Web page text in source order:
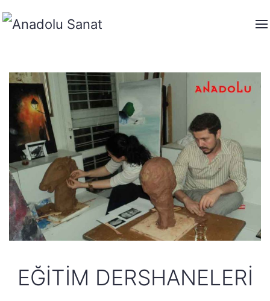
EĞITIM DERSHANELERI